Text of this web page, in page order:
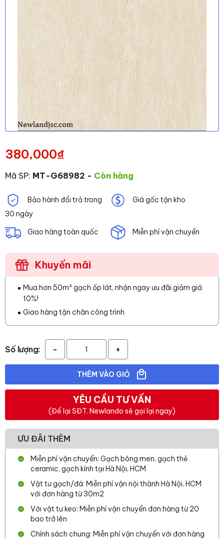
380,000₫
Mã SP: MT-G68982 - Còn hàng
Bảo hành đổi trả trong
30 ngày
Giá gốc tận kho
Giao hàng toàn quốc Miễn phí vận chuyển
Khuyến mãi
Mua hơn 50m² gạch ốp lát, nhận ngay ưu đãi giảm giá
10%!
Giao hàng tận chân công trình
Số lượng: - +
THÊM VÀO GIỎ
YÊU CẦU TƯ VẤN
(Để lại SĐT. Newlando sẽ gọi lại ngay)
ƯU ĐÃI THÊM
Miễn phí vận chuyển: Gạch bông men, gạch thẻ
ceramic, gạch kính tại Hà Nội, HCM
Vật tư gạch/đá: Miễn phí vận nội thành Hà Nội, HCM
với đơn hàng từ 30m2
Với vật tư keo: Miễn phí vận chuyển đơn hàng từ 20
bao trở lên
Chính sách chung: Miễn phí vận chuyển với đơn hàng